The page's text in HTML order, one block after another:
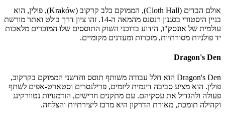
אולם הבדים (Cloth Hall), הממוקם בלב קרקוב (Kraków), פולין, הוא
בניין היסטורי בסגנון רנסנס מהמאה ה-14. זהו ציון דרך בולט ואתר מורשת
עולמית של אונסק"ו, הידוע בדוכני השוק התוססים שלו המוכרים מלאכות
יד פולניות מסורתיות, מזכרות ומעדנים מקומיים.
Dragon's Den
Dragon's Den הוא חלל עבודה משותף תוסס וחדשני הממוקם בקרקוב,
פולין. הוא מציע סביבה דינמית ליזמים, פרילנסרים וסטארט-אפים לשתף
פעולה ולהגדיל את עסקיהם. עם מתקנים חדישים, הזדמנויות נטוורקינג
וקהילה תומכת, מאורת הדרקון היא מרכז ליצירתיות והצלחה.